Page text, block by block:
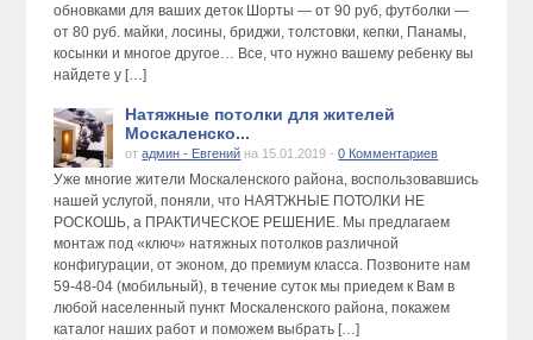
обновками для ваших деток Шорты — от 90 руб, футболки —
от 80 руб. майки, лосины, бриджи, толстовки, кепки, Панамы,
косынки и многое другое… Все, что нужно вашему ребенку вы
найдете у […]
Натяжные потолки для жителей
Москаленско...
отадмин - Евгений на 15.01.2019 -0 Комментариев
Уже многие жители Москаленского района, воспользовавшись
нашей услугой, поняли, что НАЯТЖНЫЕ ПОТОЛКИ НЕ
РОСКОШЬ, а ПРАКТИЧЕСКОЕ РЕШЕНИЕ. Мы предлагаем
монтаж под «ключ» натяжных потолков различной
конфигурации, от эконом, до премиум класса. Позвоните нам
59-48-04 (мобильный), в течение суток мы приедем к Вам в
любой населенный пункт Москаленского района, покажем
каталог наших работ и поможем выбрать […]